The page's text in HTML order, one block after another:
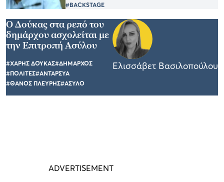
#BACKSTAGE
Ο Δούκας στα ρεπό του
δημάρχου ασχολείται με
την Επιτροπή Ασύλου
#ΧΑΡΗΣ ΔΟΥΚΑΣ#ΔΗΜΑΡΧΟΣ
#ΠΟΛΙΤΕΣ#ΑΝΤΑΡΣΥΑ
#ΘΑΝΟΣ ΠΛΕΥΡΗΣ#ΑΣΥΛΟ
Ελισσάβετ Βασιλοπούλου